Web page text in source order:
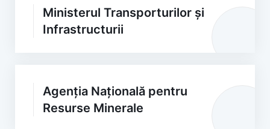
Ministerul Transporturilor și
Infrastructurii
Agenția Națională pentru
Resurse Minerale